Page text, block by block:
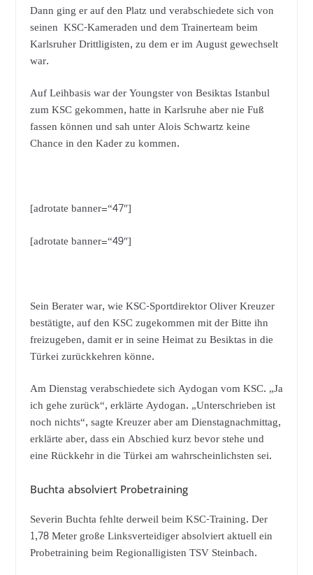
Dann ging er auf den Platz und verabschiedete sich von
seinen KSC-Kameraden und dem Trainerteam beim
Karlsruher Drittligisten, zu dem er im August gewechselt
war.
Auf Leihbasis war der Youngster von Besiktas Istanbul
zum KSC gekommen, hatte in Karlsruhe aber nie Fuß
fassen können und sah unter Alois Schwartz keine
Chance in den Kader zu kommen.
[adrotate banner=“47″]
[adrotate banner=“49″]
Sein Berater war, wie KSC-Sportdirektor Oliver Kreuzer
bestätigte, auf den KSC zugekommen mit der Bitte ihn
freizugeben, damit er in seine Heimat zu Besiktas in die
Türkei zurückkehren könne.
Am Dienstag verabschiedete sich Aydogan vom KSC. „Ja
ich gehe zurück“, erklärte Aydogan. „Unterschrieben ist
noch nichts“, sagte Kreuzer aber am Dienstagnachmittag,
erklärte aber, dass ein Abschied kurz bevor stehe und
eine Rückkehr in die Türkei am wahrscheinlichsten sei.
Buchta absolviert Probetraining
Severin Buchta fehlte derweil beim KSC-Training. Der
1,78 Meter große Linksverteidiger absolviert aktuell ein
Probetraining beim Regionalligisten TSV Steinbach.